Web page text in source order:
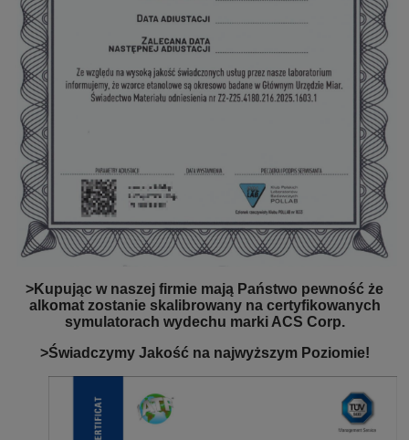
>Kupując w naszej firmie mają Państwo pewność że
alkomat zostanie skalibrowany na certyfikowanych
symulatorach wydechu marki ACS Corp.
>Świadczymy Jakość na najwyższym Poziomie!